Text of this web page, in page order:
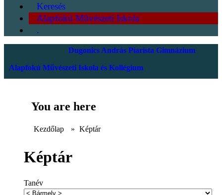
Keresés
Alapfokú Művészeti Iskola
.
Dugonics András Piarista Gimnázium
Alapfokú Művészeti Iskola és Kollégium
You are here
Kezdőlap » Képtár
Képtár
Tanév